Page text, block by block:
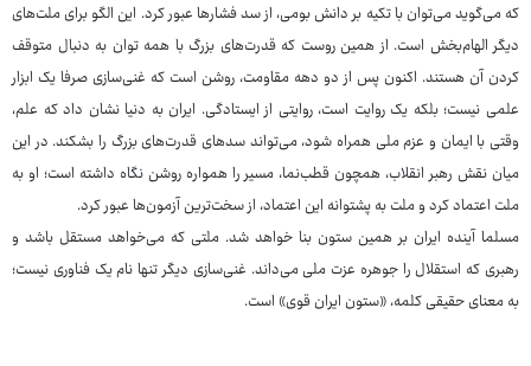
که می‌گوید می‌توان با تکیه بر دانش بومی، از سد فشارها عبور کرد. این الگو برای ملت‌های
دیگر الهام‌بخش است. از همین روست که قدرت‌های بزرگ با همه توان به دنبال متوقف
کردن آن هستند. اکنون پس از دو دهه مقاومت، روشن است که غنی‌سازی صرفا یک ابزار
علمی نیست؛ بلکه یک روایت است، روایتی از ایستادگی. ایران به دنیا نشان داد که علم،
وقتی با ایمان و عزم ملی همراه شود، می‌تواند سدهای قدرت‌های بزرگ را بشکند. در این
میان نقش رهبر انقلاب، همچون قطب‌نما، مسیر را همواره روشن نگاه داشته است؛ او به
ملت اعتماد کرد و ملت به پشتوانه این اعتماد، از سخت‌ترین آزمون‌ها عبور کرد.
مسلما آینده ایران بر همین ستون بنا خواهد شد. ملتی که می‌خواهد مستقل باشد و
رهبری که استقلال را جوهره عزت ملی می‌داند. غنی‌سازی دیگر تنها نام یک فناوری نیست؛
به معنای حقیقی کلمه، «ستون ایران قوی» است.